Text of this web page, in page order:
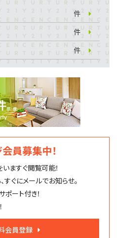
件
件
件
員募集中！
いますぐ閲覧可能！
すぐにメールでお知らせ。
ポート付き！
会員登録